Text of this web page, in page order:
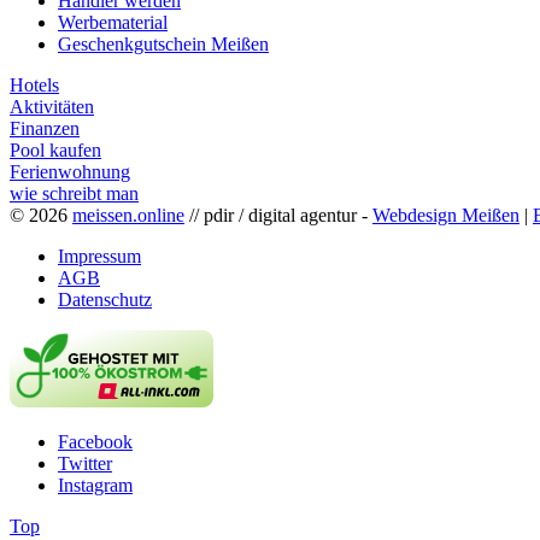
Werbematerial
Geschenkgutschein Meißen
Hotels
Aktivitäten
Finanzen
Pool kaufen
Ferienwohnung
wie schreibt man
© 2026 meissen.online // pdir / digital agentur - Webdesign Meißen |
Impressum
AGB
Datenschutz
Facebook
Twitter
Instagram
Top